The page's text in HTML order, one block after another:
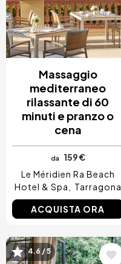
Massaggio
mediterraneo
rilassante di 60
minuti e pranzo o
cena
da
159 €
Le Méridien Ra Beach
Hotel & Spa
Tarragona
ACQUISTA ORA
Immagine
4.6 / 5